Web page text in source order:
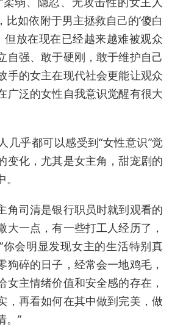
如依附于男主拯救自己的‘傻白
但放在现在已经越来越难被观众
自强、敢于硬刚，敢于维护自己
手的女主在现代社会更能让观众
广泛的女性自我意识觉醒有很大
几乎都可以感受到“女性意识”觉
变化，尤其是女主角，甜宠剧的
角司清是银行职员时就到观看的
大一点，有一些打工人经历了，
会明显发现女主的生活特别真
狗碎的日子，经常会一地鸡毛，
女主情绪价值和安全感的存在，
，再看如何在其中做到完美，做
。”